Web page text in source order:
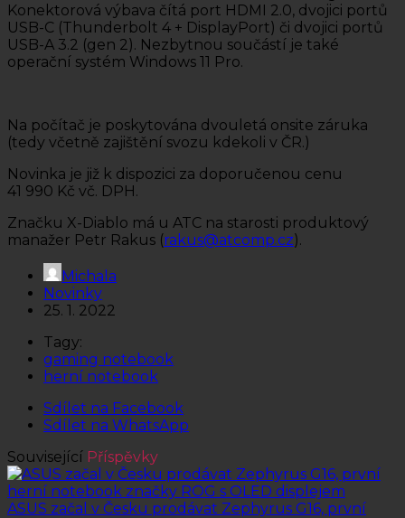
Konektorová výbava čítá port HDMI 2.0, dvojici portů
USB-C (Thunderbolt 4 + DisplayPort) či dvojici portů
USB-A 3.2 (gen 2). Nezbytnou součástí je také
operační systém Windows 11 Pro.
Na počítač je poskytována dvouletá onsite záruka
(tedy včetně zajištění svozu kdekoli v ČR.)
Novinka je již k dispozici za doporučenou cenu
41 990 Kč vč. DPH.
Značku X-Diablo má u ATC na starosti produktový
manažer Petr Rakus (rakus@atcomp.cz).
Michala
Novinky
25. 1. 2022
Tagy:
gaming notebook
herní notebook
Sdílet na Facebook
Sdílet na WhatsApp
Související Příspěvky
ASUS začal v Česku prodávat Zephyrus G16, první